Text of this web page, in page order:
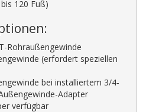
120 Fuß)
Rohraußengewinde
(erfordert speziellen
bei installiertem 3/4-
Adapter
verfügbar